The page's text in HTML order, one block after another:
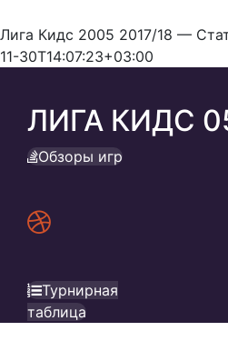
Лига Кидс 2005 2017/18 —
11-30T14:07:23+03:00
ЛИГА КИДС
Обзоры игр
Турнирная
таблица